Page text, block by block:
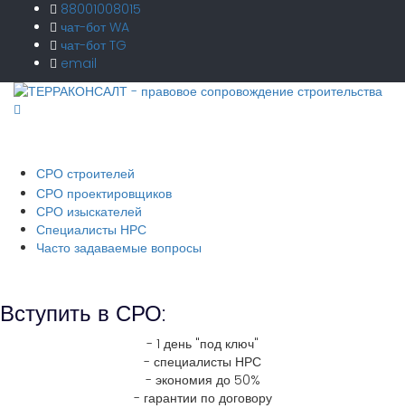
88001008015
чат-бот WA
чат-бот TG
email
СРО строителей
СРО проектировщиков
СРО изыскателей
Специалисты НРС
Часто задаваемые вопросы
Вступить в СРО:
- 1 день "под ключ"
- специалисты НРС
- экономия до 50%
- гарантии по договору